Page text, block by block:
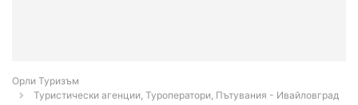
Орли Туризъм
Туристически агенции, Туроператори, Пътувания - Ивайловград